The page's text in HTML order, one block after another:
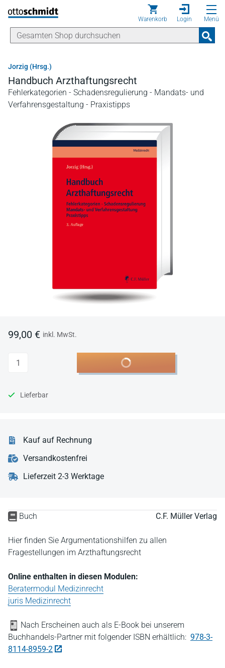
Direkt zum Inhalt
Warenkorb Login Menü
Jorzig (Hrsg.)
Handbuch Arzthaftungsrecht
Fehlerkategorien - Schadensregulierung - Mandats- und
Verfahrensgestaltung - Praxistipps
Buch C.F. Müller Verlag
Hier finden Sie Argumentationshilfen zu allen
Fragestellungen im Arzthaftungsrecht
Online enthalten in diesen Modulen:
Beratermodul Medizinrecht
juris Medizinrecht
Nach Erscheinen auch als E-Book bei unserem
Buchhandels-Partner mit folgender ISBN erhältlich: 978-3-
8114-8959-2
99,00 € inkl. MwSt.
Anzahl In den Warenkorb
Lieferbar
Kauf auf Rechnung
Versandkostenfrei
Lieferzeit 2-3 Werktage